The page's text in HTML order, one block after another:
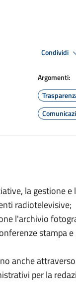
Condividi
Argomenti:
la gestione
radiotelevisive;
l'archivio
stampa
anche
per la